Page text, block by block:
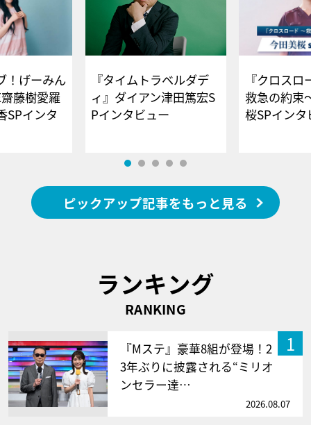
！げーみん
藤樹愛羅
SPインタ
『タイムトラベルダデ
ィ』ダイアン津田篤宏S
Pインタビュー
『クロス
救急の約束
桜SPイ
ピックアップ記事をもっと見る
ランキング
RANKING
1
『Mステ』豪華8組が登場！2
3年ぶりに披露される“ミリオ
ンセラー達…
2026.08.07